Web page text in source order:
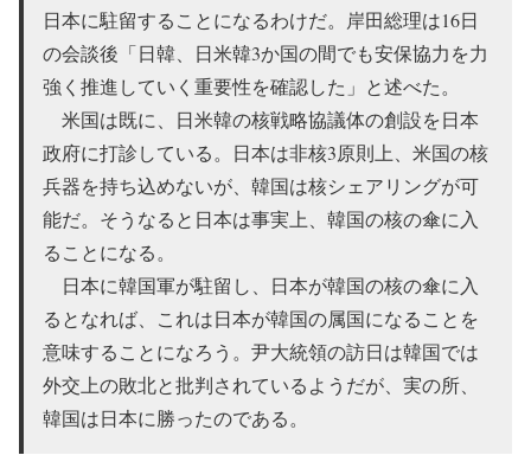
日本に駐留することになるわけだ。岸田総理は16日
の会談後「日韓、日米韓3か国の間でも安保協力を力
強く推進していく重要性を確認した」と述べた。
米国は既に、日米韓の核戦略協議体の創設を日本
政府に打診している。日本は非核3原則上、米国の核
兵器を持ち込めないが、韓国は核シェアリングが可
能だ。そうなると日本は事実上、韓国の核の傘に入
ることになる。
日本に韓国軍が駐留し、日本が韓国の核の傘に入
るとなれば、これは日本が韓国の属国になることを
意味することになろう。尹大統領の訪日は韓国では
外交上の敗北と批判されているようだが、実の所、
韓国は日本に勝ったのである。